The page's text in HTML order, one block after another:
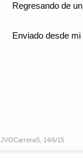
Regresando de
Enviado desde mi
JVOCarreraS 14/6/15